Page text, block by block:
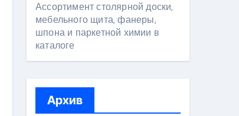
Ассортимент столярной доски,
мебельного щита, фанеры,
шпона и паркетной химии в
каталоге
Архив